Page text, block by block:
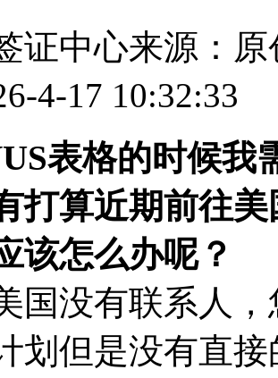
证中心来源：原
4-17 10:32:33
表格的时候我
打算近期前往
该怎么办呢？
国没有联系人
划但是没有直